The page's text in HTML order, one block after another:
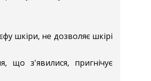
шкіри, не дозволяє шкірі
що з'явилися, пригнічує